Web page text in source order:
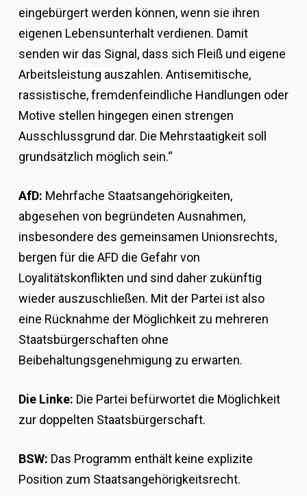
eingebürgert werden können, wenn sie ihren
eigenen Lebensunterhalt verdienen. Damit
senden wir das Signal, dass sich Fleiß und eigene
Arbeitsleistung auszahlen. Antisemitische,
rassistische, fremdenfeindliche Handlungen oder
Motive stellen hingegen einen strengen
Ausschlussgrund dar. Die Mehrstaatigkeit soll
grundsätzlich möglich sein.“
AfD: Mehrfache Staatsangehörigkeiten,
abgesehen von begründeten Ausnahmen,
insbesondere des gemeinsamen Unionsrechts,
bergen für die AFD die Gefahr von
Loyalitätskonflikten und sind daher zukünftig
wieder auszuschließen. Mit der Partei ist also
eine Rücknahme der Möglichkeit zu mehreren
Staatsbürgerschaften ohne
Beibehaltungsgenehmigung zu erwarten.
Die Linke: Die Partei befürwortet die Möglichkeit
zur doppelten Staatsbürgerschaft.
BSW: Das Programm enthält keine explizite
Position zum Staatsangehörigkeitsrecht.